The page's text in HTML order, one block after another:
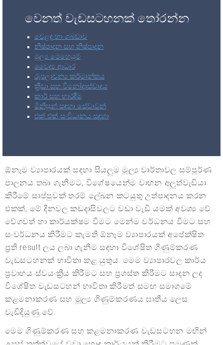
වෙනත් වැඩසටහනක් තෝරන්න
වෙළඳ හා ගබඩාව
නිෂ්පාදන සහ නිෂ්පාදන
මූල්‍ය මෙහෙයුම්
වෛද්‍ය ආධාර
රූපලාවන්‍ය කර්මාන්තය
ක්‍රීඩා සහ විනෝදාස්වාදය
කාර් සහ භාරදීම
මිනිසුන් සඳහා සේවාවන්
එක් එක් සංවිධානය සඳහා
ඕනෑම ව්‍යාපාරයක් සඳහා සියලුම මූල්‍ය වාර්තාවල සම්පූර්ණ
පාලනය තබා ගැනීමට, විශේෂයෙන්ම වාහන අලුත්වැඩියා
කිරීමේ සාප්පුවක් තරම් ලේඛන කටයුතු උත්පාදනය කරන
එකක්, මේ දිනවල කඩදාසිවලට වඩා වැඩි යමක් අවශ්‍ය වේ.
වේගවත් හා කාර්යක්ෂම වීමට මෙන්ම වර්ධනය වීමට සහ
සංවර්ධනය කිරීමට කැමති ඕනෑම ව්‍යාපාරයක් අපේක්ෂිත
ප්‍රති result ලය ලබා ගැනීම සඳහා විශේෂිත ගිණුම්කරණ
වැඩසටහනක් භාවිතා කළ යුතුය. මෙම ව්‍යාපාරවල කාර්ය
ප්‍රවාහය ස්වයංක්‍රීය කිරීමට සහ ප්‍රශස්ත කිරීමට සාදන ලද
විශේෂිත වැඩසටහන් භාවිතා කිරීමත් සමඟ සමාගමේ
කළමනාකරණ සහ මූල්‍ය ගිණුම්කරණය ඝාතීය ලෙස
වැඩිදියුණු වේ.
මෙම ගිණුම්කරණ සහ කළමනාකරණ වැඩසටහන මඟින්